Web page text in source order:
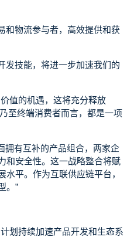
和物流参与者，高效提供和获
发技能，将进一步加速我们的
值的机遇，这将充分释放
至终端消费者而言，都是一项
拥有互补的产品组合，两家企
和安全性。这一战略整合将赋
平。作为互联供应链平台，
。”
划持续加速产品开发和生态系